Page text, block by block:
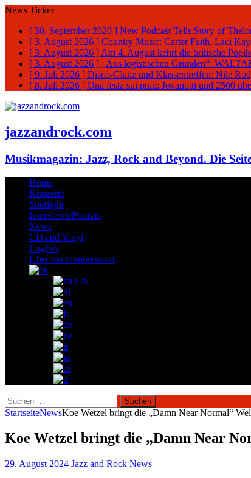
News Ticker
[ 30. September 2020 ] New Podcast Tells Story of
[ 3. August 2026 ] Country Music: Carter Faith, Laci
[ 3. August 2026 ] Am 4. August kehrt die britische
[ 3. August 2026 ] „Aus logistischen Gründen“:
[ 9. Juli 2026 ] Disco-Glanz und Klassentreffen: Nile
[ 8. Juli 2026 ] Una festa sui prati: Jovanotti und 2500
jazzandrock.com
Musikmagazin: Jazz, Rock and Beyond. Die
Home
Konzerte
Spotlight
Interviews/Porträts
News
CD and Vinyl
English
Über mich/Impressum
Suchen
nach:
StartseiteNewsKoe Wetzel bringt die „Damn Near Normal“
Koe Wetzel bringt die „Damn Near
29. August 2024 Jazz and Rock News